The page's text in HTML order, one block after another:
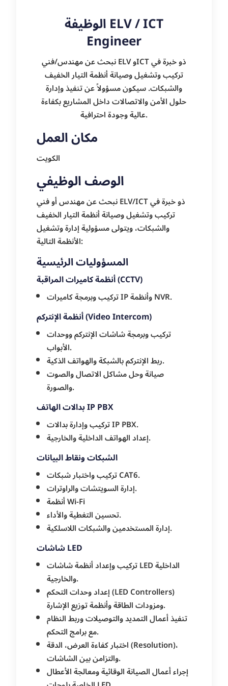
الوظيفة ELV / ICT
Engineer
نبحث عن مهندس/فني ELV وICT ذو خبرة في
تركيب وتشغيل وصيانة أنظمة التيار الخفيف
والشبكات. سيكون مسؤولاً عن تنفيذ وإدارة
حلول الأمن والاتصالات داخل المشاريع بكفاءة
عالية وجودة احترافية.
مكان العمل
الكويت
الوصف الوظيفي
نبحث عن مهندس أو فني ELV/ICT ذو خبرة في
تركيب وتشغيل وصيانة أنظمة التيار الخفيف
والشبكات، ويتولى مسؤولية إدارة وتشغيل
الأنظمة التالية:
المسؤوليات الرئيسية
أنظمة كاميرات المراقبة (CCTV)
تركيب وبرمجة كاميرات IP وأنظمة NVR.
أنظمة الإنتركم (Video Intercom)
تركيب وبرمجة شاشات الإنتركم ووحدات
الأبواب.
ربط الإنتركم بالشبكة والهواتف الذكية.
صيانة وحل مشاكل الاتصال والصوت
والصورة.
بدالات الهاتف IP PBX
تركيب وإدارة بدالات IP PBX.
إعداد الهواتف الداخلية والخارجية.
الشبكات ونقاط البيانات
تركيب واختبار شبكات CAT6.
إدارة السويتشات والراوترات.
أنظمة Wi-Fi
تحسين التغطية والأداء.
إدارة المستخدمين والشبكات اللاسلكية.
شاشات LED
تركيب وإعداد أنظمة شاشات LED الداخلية
والخارجية.
إعداد وحدات التحكم (LED Controllers)
ومزودات الطاقة وأنظمة توزيع الإشارة.
تنفيذ أعمال التمديد والتوصيلات وربط النظام
مع برامج التحكم.
اختبار كفاءة العرض، الدقة (Resolution)،
والتزامن بين الشاشات.
إجراء أعمال الصيانة الوقائية ومعالجة الأعطال